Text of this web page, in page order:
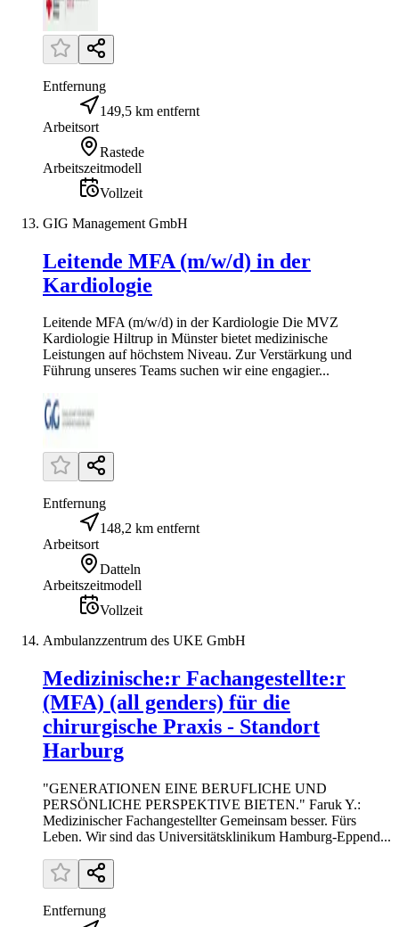
Entfernung
149,5 km entfernt
Arbeitsort
Rastede
Arbeitszeitmodell
Vollzeit
GIG Management GmbH
Leitende MFA (m/w/d) in der
Kardiologie
Leitende MFA (m/w/d) in der Kardiologie Die MVZ
Kardiologie Hiltrup in Münster bietet medizinische
Leistungen auf höchstem Niveau. Zur Verstärkung und
Führung unseres Teams suchen wir eine engagier...
Entfernung
148,2 km entfernt
Arbeitsort
Datteln
Arbeitszeitmodell
Vollzeit
Ambulanzzentrum des UKE GmbH
Medizinische:r Fachangestellte:r
(MFA) (all genders) für die
chirurgische Praxis - Standort
Harburg
"GENERATIONEN EINE BERUFLICHE UND
PERSÖNLICHE PERSPEKTIVE BIETEN." Faruk Y.:
Medizinischer Fachangestellter Gemeinsam besser. Fürs
Leben. Wir sind das Universitätsklinikum Hamburg-Eppend...
Entfernung